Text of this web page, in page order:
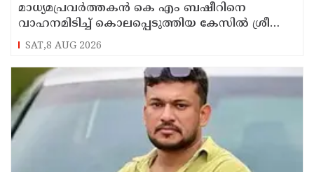
മാധ്യമപ്രവര്‍ത്തകന്‍ കെ എം ബഷീറിനെ
വാഹനമിടിച്ച് കൊലപ്പെടുത്തിയ കേസില്‍ ശ്രീറാം
വെങ്കിട്ടരാമനെതിരെ സാക്ഷിമൊഴി
SAT,8 AUG 2026